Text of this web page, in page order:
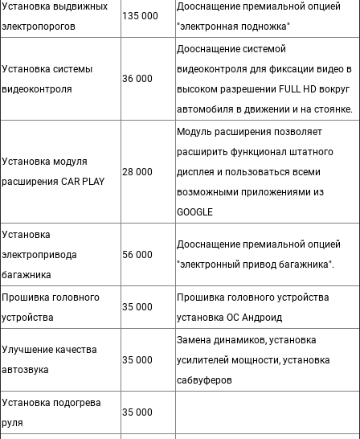
Установка выдвижных
электропорогов
135 000
Дооснащение премиальной опцией
"электронная подножка"
Установка системы
видеоконтроля
36 000
Дооснащение системой
видеоконтроля для фиксации видео в
высоком разрешении FULL HD вокруг
автомобиля в движении и на стоянке.
Установка модуля
расширения CAR PLAY
28 000
Модуль расширения позволяет
расширить функционал штатного
дисплея и пользоваться всеми
возможными приложениями из
GOOGLE
Установка
электропривода
багажника
56 000
Дооснащение премиальной опцией
"электронный привод багажника".
Прошивка головного
устройства
35 000
Прошивка головного устройства
установка ОС Андроид
Улучшение качества
автозвука
35 000
Замена динамиков, установка
усилителей мощности, установка
сабвуферов
Установка подогрева
руля
35 000